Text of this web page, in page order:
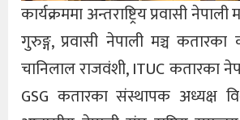
कार्यक्रममा अन्तराष्ट्रिय प्रवासी
गुरुङ्ग, प्रवासी नेपाली मञ्च कतारका
चानिलाल राजवंशी, ITUC कतारका
GSG कतारका संस्थापक अध्यक्ष